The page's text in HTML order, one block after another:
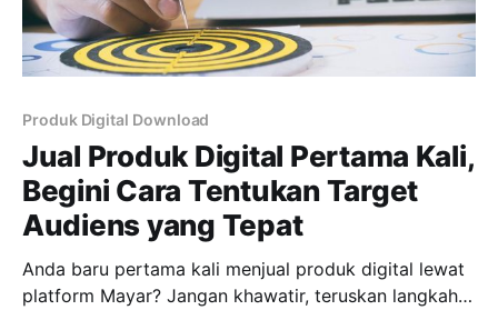
Produk Digital Download
Jual Produk Digital Pertama Kali,
Begini Cara Tentukan Target
Audiens yang Tepat
Anda baru pertama kali menjual produk digital lewat
platform Mayar? Jangan khawatir, teruskan langkah